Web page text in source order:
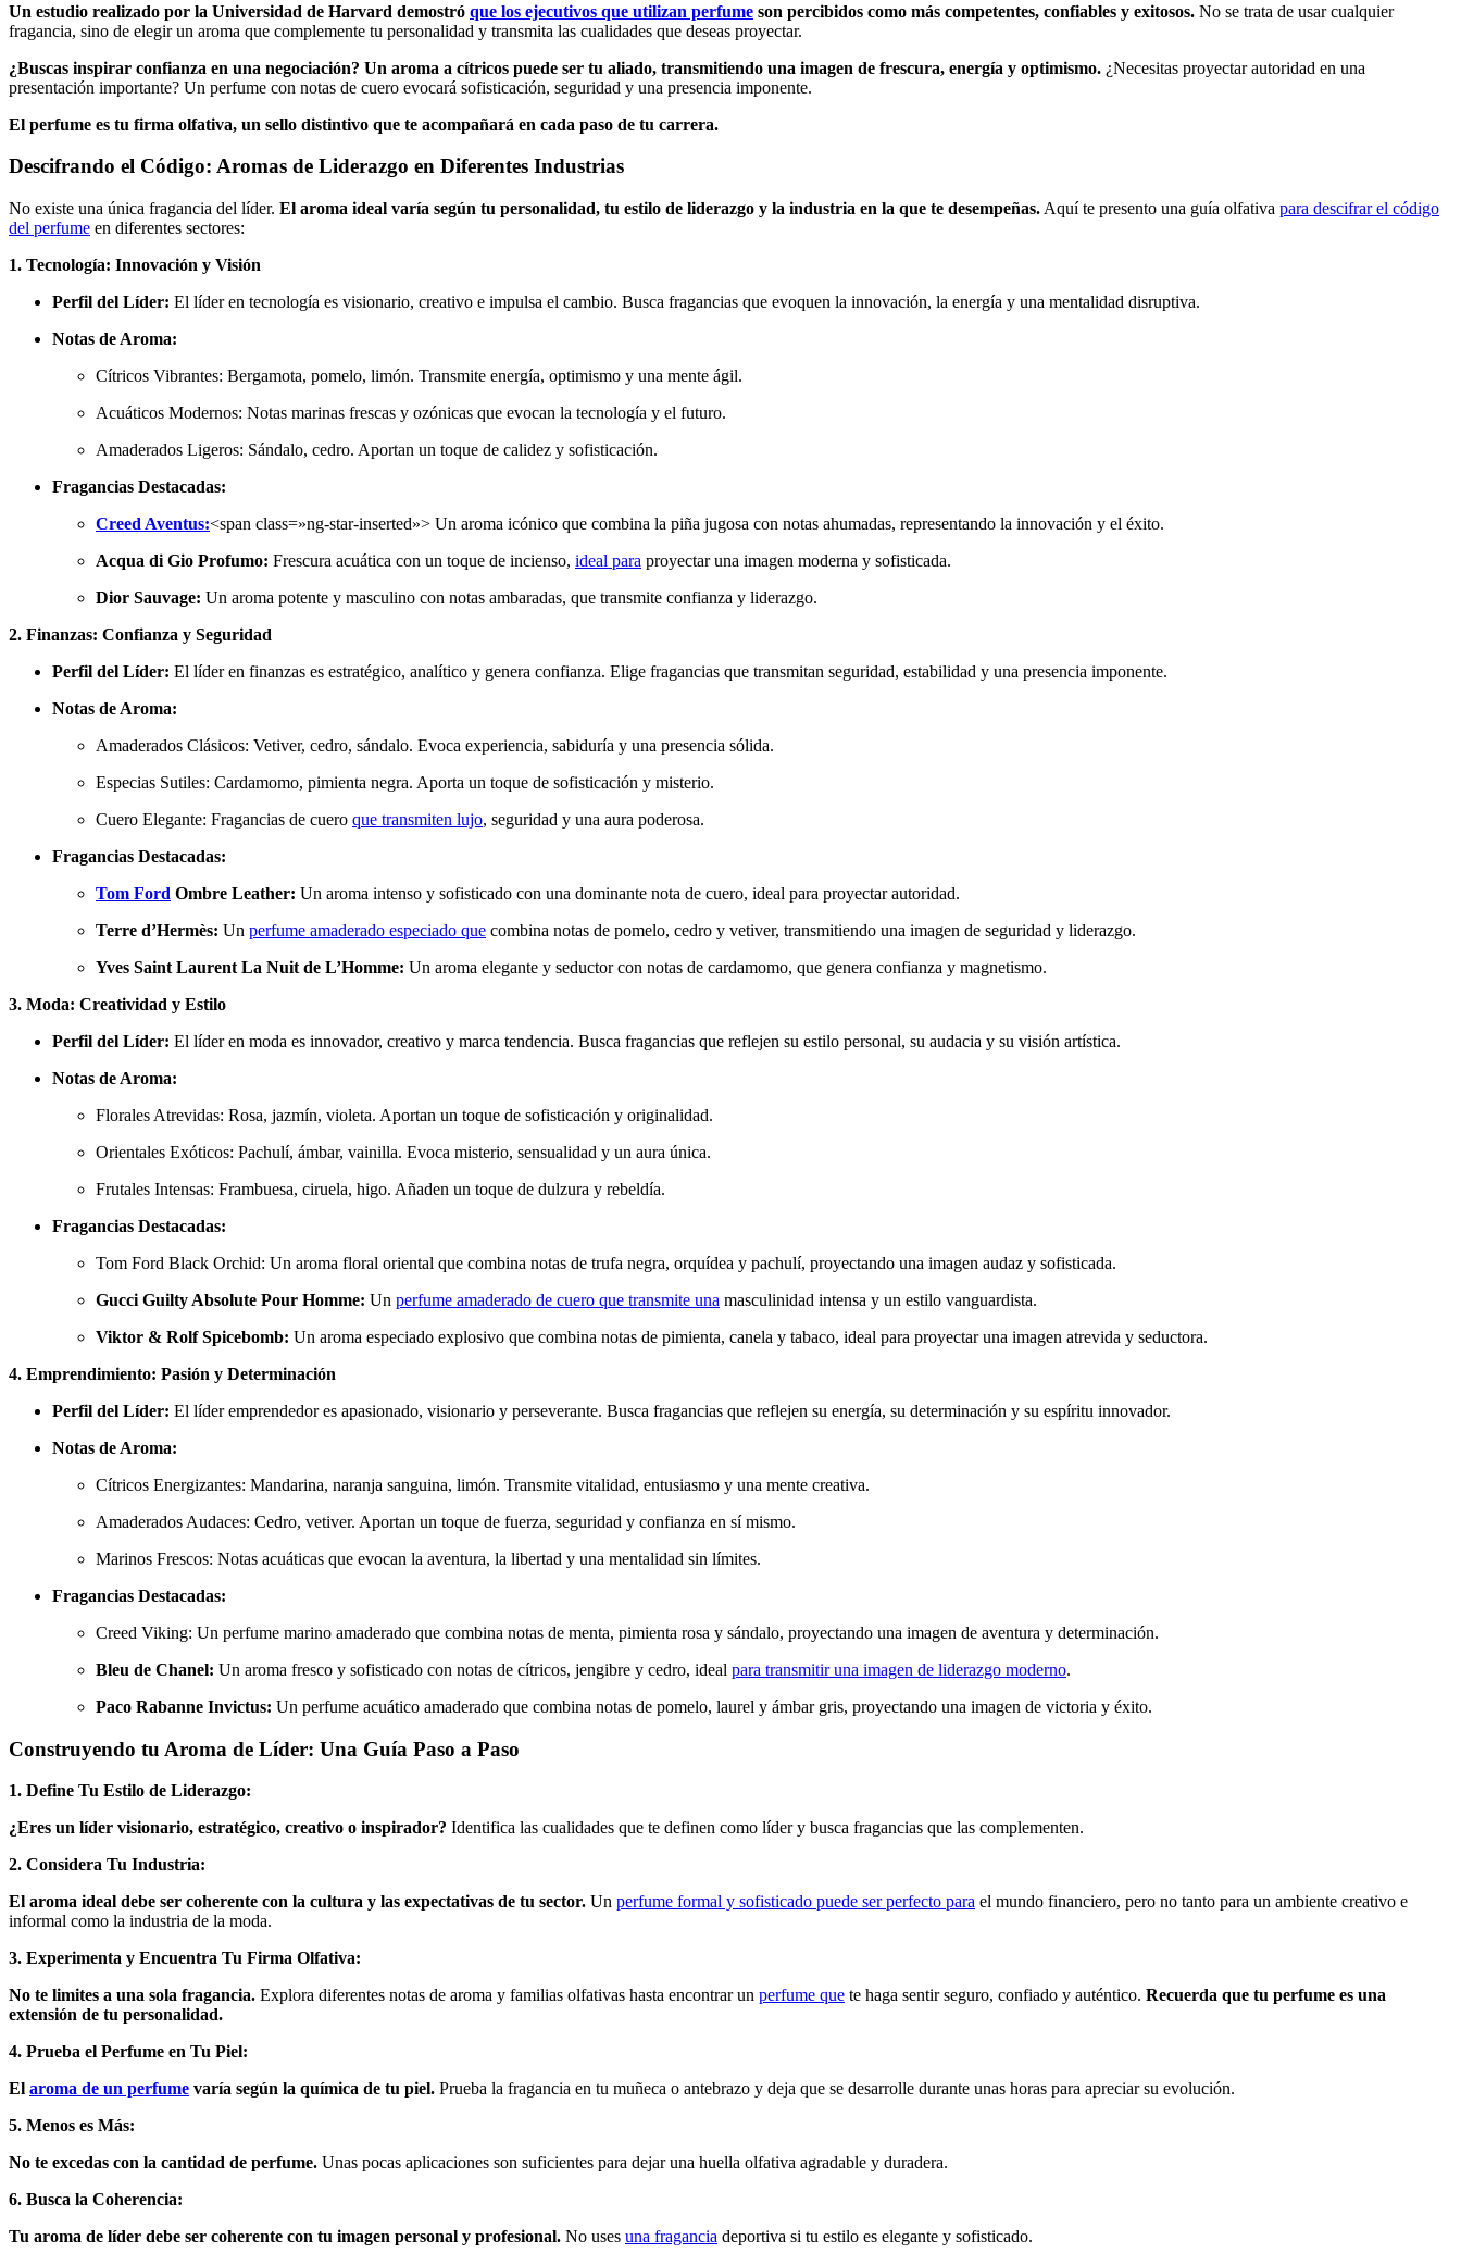
Un estudio realizado por la Universidad de Harvard demostró que los ejecutivos que utilizan perfume son percibidos como más competentes, confiables y exitosos. No se trata de usar cualquier
fragancia, sino de elegir un aroma que complemente tu personalidad y transmita las cualidades que deseas proyectar.
¿Buscas inspirar confianza en una negociación? Un aroma a cítricos puede ser tu aliado, transmitiendo una imagen de frescura, energía y optimismo. ¿Necesitas proyectar autoridad en una
presentación importante? Un perfume con notas de cuero evocará sofisticación, seguridad y una presencia imponente.
El perfume es tu firma olfativa, un sello distintivo que te acompañará en cada paso de tu carrera.
Descifrando el Código: Aromas de Liderazgo en Diferentes Industrias
No existe una única fragancia del líder. El aroma ideal varía según tu personalidad, tu estilo de liderazgo y la industria en la que te desempeñas. Aquí te presento una guía olfativa para descifrar el código
del perfume en diferentes sectores:
1. Tecnología: Innovación y Visión
Perfil del Líder: El líder en tecnología es visionario, creativo e impulsa el cambio. Busca fragancias que evoquen la innovación, la energía y una mentalidad disruptiva.
Notas de Aroma:
Cítricos Vibrantes: Bergamota, pomelo, limón. Transmite energía, optimismo y una mente ágil.
Acuáticos Modernos: Notas marinas frescas y ozónicas que evocan la tecnología y el futuro.
Amaderados Ligeros: Sándalo, cedro. Aportan un toque de calidez y sofisticación.
Fragancias Destacadas:
Creed Aventus:<span class=»ng-star-inserted»> Un aroma icónico que combina la piña jugosa con notas ahumadas, representando la innovación y el éxito.
Acqua di Gio Profumo: Frescura acuática con un toque de incienso, ideal para proyectar una imagen moderna y sofisticada.
Dior Sauvage: Un aroma potente y masculino con notas ambaradas, que transmite confianza y liderazgo.
2. Finanzas: Confianza y Seguridad
Perfil del Líder: El líder en finanzas es estratégico, analítico y genera confianza. Elige fragancias que transmitan seguridad, estabilidad y una presencia imponente.
Notas de Aroma:
Amaderados Clásicos: Vetiver, cedro, sándalo. Evoca experiencia, sabiduría y una presencia sólida.
Especias Sutiles: Cardamomo, pimienta negra. Aporta un toque de sofisticación y misterio.
Cuero Elegante: Fragancias de cuero que transmiten lujo, seguridad y una aura poderosa.
Fragancias Destacadas:
Tom Ford Ombre Leather: Un aroma intenso y sofisticado con una dominante nota de cuero, ideal para proyectar autoridad.
Terre d’Hermès: Un perfume amaderado especiado que combina notas de pomelo, cedro y vetiver, transmitiendo una imagen de seguridad y liderazgo.
Yves Saint Laurent La Nuit de L’Homme: Un aroma elegante y seductor con notas de cardamomo, que genera confianza y magnetismo.
3. Moda: Creatividad y Estilo
Perfil del Líder: El líder en moda es innovador, creativo y marca tendencia. Busca fragancias que reflejen su estilo personal, su audacia y su visión artística.
Notas de Aroma:
Florales Atrevidas: Rosa, jazmín, violeta. Aportan un toque de sofisticación y originalidad.
Orientales Exóticos: Pachulí, ámbar, vainilla. Evoca misterio, sensualidad y un aura única.
Frutales Intensas: Frambuesa, ciruela, higo. Añaden un toque de dulzura y rebeldía.
Fragancias Destacadas:
Tom Ford Black Orchid: Un aroma floral oriental que combina notas de trufa negra, orquídea y pachulí, proyectando una imagen audaz y sofisticada.
Gucci Guilty Absolute Pour Homme: Un perfume amaderado de cuero que transmite una masculinidad intensa y un estilo vanguardista.
Viktor & Rolf Spicebomb: Un aroma especiado explosivo que combina notas de pimienta, canela y tabaco, ideal para proyectar una imagen atrevida y seductora.
4. Emprendimiento: Pasión y Determinación
Perfil del Líder: El líder emprendedor es apasionado, visionario y perseverante. Busca fragancias que reflejen su energía, su determinación y su espíritu innovador.
Notas de Aroma:
Cítricos Energizantes: Mandarina, naranja sanguina, limón. Transmite vitalidad, entusiasmo y una mente creativa.
Amaderados Audaces: Cedro, vetiver. Aportan un toque de fuerza, seguridad y confianza en sí mismo.
Marinos Frescos: Notas acuáticas que evocan la aventura, la libertad y una mentalidad sin límites.
Fragancias Destacadas:
Creed Viking: Un perfume marino amaderado que combina notas de menta, pimienta rosa y sándalo, proyectando una imagen de aventura y determinación.
Bleu de Chanel: Un aroma fresco y sofisticado con notas de cítricos, jengibre y cedro, ideal para transmitir una imagen de liderazgo moderno.
Paco Rabanne Invictus: Un perfume acuático amaderado que combina notas de pomelo, laurel y ámbar gris, proyectando una imagen de victoria y éxito.
Construyendo tu Aroma de Líder: Una Guía Paso a Paso
1. Define Tu Estilo de Liderazgo:
¿Eres un líder visionario, estratégico, creativo o inspirador? Identifica las cualidades que te definen como líder y busca fragancias que las complementen.
2. Considera Tu Industria:
El aroma ideal debe ser coherente con la cultura y las expectativas de tu sector. Un perfume formal y sofisticado puede ser perfecto para el mundo financiero, pero no tanto para un ambiente creativo e
informal como la industria de la moda.
3. Experimenta y Encuentra Tu Firma Olfativa:
No te limites a una sola fragancia. Explora diferentes notas de aroma y familias olfativas hasta encontrar un perfume que te haga sentir seguro, confiado y auténtico. Recuerda que tu perfume es una
extensión de tu personalidad.
4. Prueba el Perfume en Tu Piel:
El aroma de un perfume varía según la química de tu piel. Prueba la fragancia en tu muñeca o antebrazo y deja que se desarrolle durante unas horas para apreciar su evolución.
5. Menos es Más:
No te excedas con la cantidad de perfume. Unas pocas aplicaciones son suficientes para dejar una huella olfativa agradable y duradera.
6. Busca la Coherencia:
Tu aroma de líder debe ser coherente con tu imagen personal y profesional. No uses una fragancia deportiva si tu estilo es elegante y sofisticado.